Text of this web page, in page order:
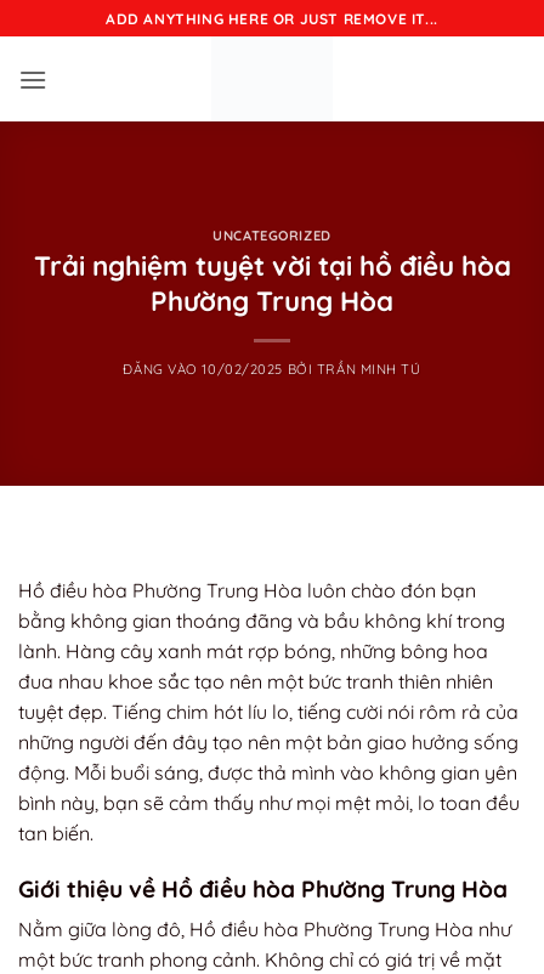
qua
nội
ADD ANYTHING HERE OR JUST REMOVE IT...
UNCATEGORIZED
Trải nghiệm tuyệt vời tại hồ điều hòa
Phường Trung Hòa
ĐĂNG VÀO10/02/2025 BỞI TRẦN MINH TÚ
Hồ điều hòa Phường Trung Hòa luôn chào đón bạn
bằng không gian thoáng đãng và bầu không khí trong
lành. Hàng cây xanh mát rợp bóng, những bông hoa
đua nhau khoe sắc tạo nên một bức tranh thiên nhiên
tuyệt đẹp. Tiếng chim hót líu lo, tiếng cười nói rôm rả của
những người đến đây tạo nên một bản giao hưởng sống
động. Mỗi buổi sáng, được thả mình vào không gian yên
bình này, bạn sẽ cảm thấy như mọi mệt mỏi, lo toan đều
tan biến.
Giới thiệu về Hồ điều hòa Phường Trung Hòa
Nằm giữa lòng đô, Hồ điều hòa Phường Trung Hòa như
một bức tranh phong cảnh. Không chỉ có giá trị về mặt